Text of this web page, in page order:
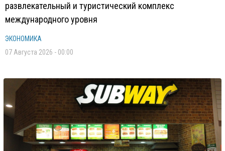
развлекательный и туристический комплекс
международного уровня
ЭКОНОМИКА
07 Августа 2026 - 00:00